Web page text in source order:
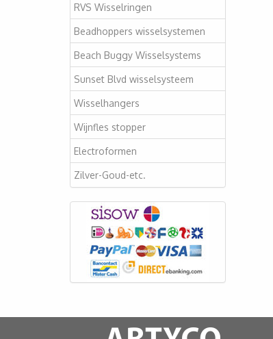
RVS Wisselringen
Beadhoppers wisselsystemen
Beach Buggy Wisselsystems
Sunset Blvd wisselsysteem
Wisselhangers
Wijnfles stopper
Electroformen
Zilver-Goud-etc.